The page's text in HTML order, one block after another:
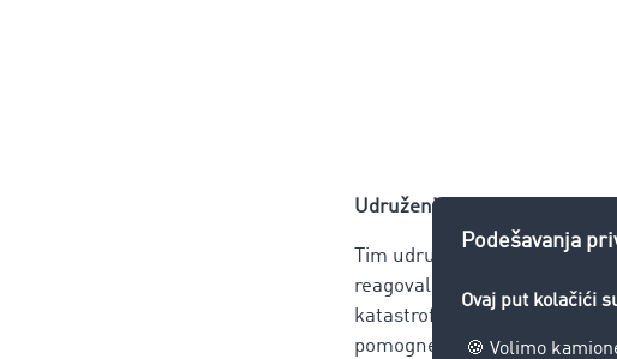
Udruženim snagama za
Tim udruženja Die
reagovalo na vesti o
katastrofalnim poplavama u
pomognemo i ljudima na